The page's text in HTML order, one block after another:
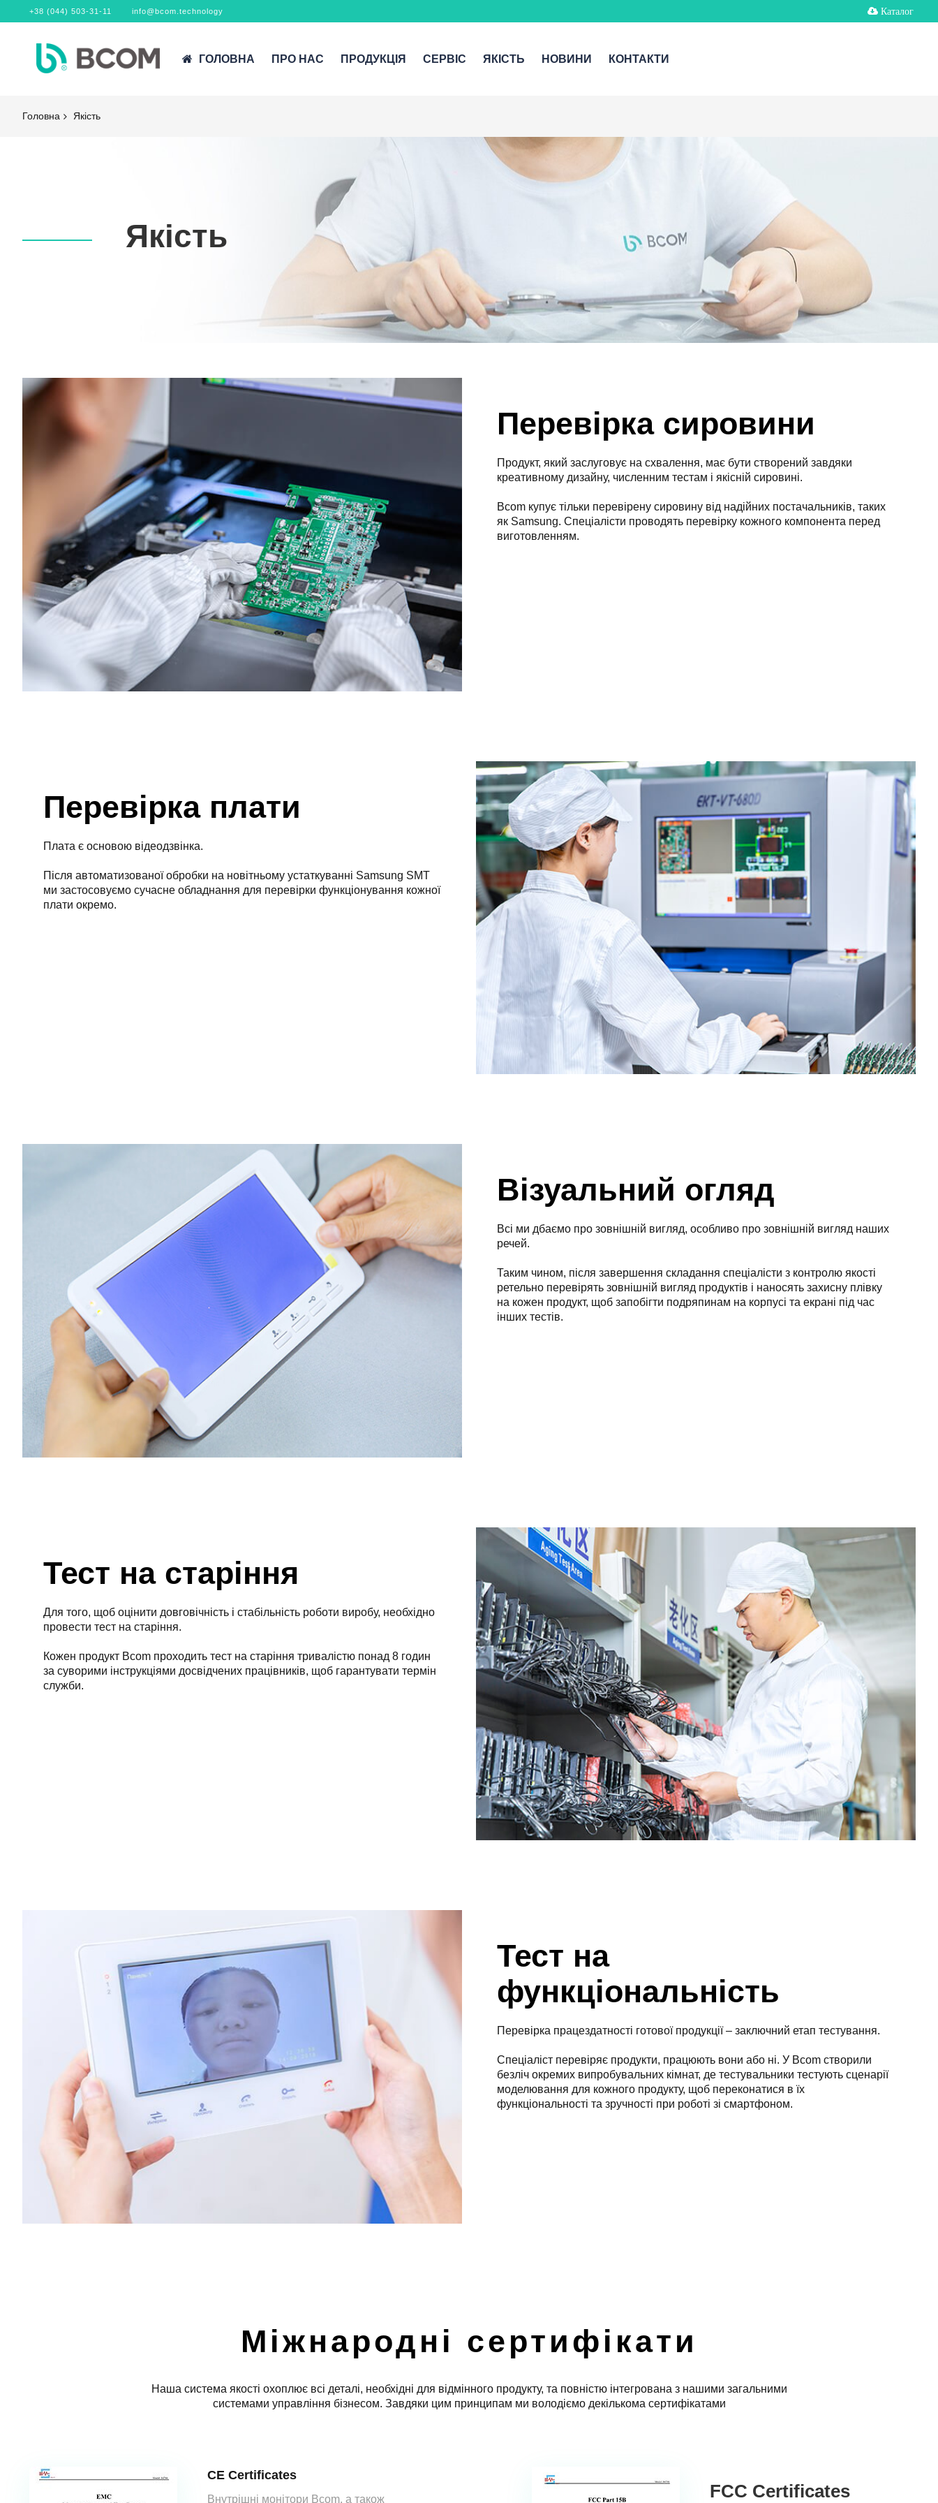
+38 (044) 503-31-11 info@bcom.technology Каталог
ГОЛОВНА ПРО НАС ПРОДУКЦІЯ СЕРВІС ЯКІСТЬ НОВИНИ КОНТАКТИ
Головна Якість
Якість
Перевірка сировини
Продукт, який заслуговує на схвалення, має бути створений завдяки
креативному дизайну, численним тестам і якісній сировині.
Bcom купує тільки перевірену сировину від надійних постачальників, таких
як Samsung. Спеціалісти проводять перевірку кожного компонента перед
виготовленням.
Перевірка плати
Плата є основою відеодзвінка.
Після автоматизованої обробки на новітньому устаткуванні Samsung SMT
ми застосовуємо сучасне обладнання для перевірки функціонування кожної
плати окремо.
Візуальний огляд
Всі ми дбаємо про зовнішній вигляд, особливо про зовнішній вигляд наших
речей.
Таким чином, після завершення складання спеціалісти з контролю якості
ретельно перевірять зовнішній вигляд продуктів і наносять захисну плівку
на кожен продукт, щоб запобігти подряпинам на корпусі та екрані під час
інших тестів.
Тест на старіння
Для того, щоб оцінити довговічність і стабільність роботи виробу, необхідно
провести тест на старіння.
Кожен продукт Bcom проходить тест на старіння тривалістю понад 8 годин
за суворими інструкціями досвідчених працівників, щоб гарантувати термін
служби.
Тест на
функціональність
Перевірка працездатності готової продукції – заключний етап тестування.
Спеціаліст перевіряє продукти, працюють вони або ні. У Bcom створили
безліч окремих випробувальних кімнат, де тестувальники тестують сценарії
моделювання для кожного продукту, щоб переконатися в їх
функціональності та зручності при роботі зі смартфоном.
Міжнародні сертифікати
Наша система якості охоплює всі деталі, необхідні для відмінного продукту, та повністю інтегрована з нашими загальними
системами управління бізнесом. Завдяки цим принципам ми володіємо декількома сертифікатами
CE Certificates
Внутрішні монітори Bcom, а також FCC Certificates